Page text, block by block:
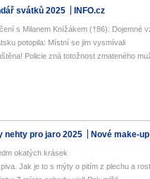
svátků 2025 INFO.cz
s Milanem Knížákem (†86): Dojemné
potopila: Místní se jim vysmívali
Policie zná totožnost zmateného
nehty pro jaro 2025 Nové make-
okatých krásek
Jak je to s mýty o pitím z plechu a